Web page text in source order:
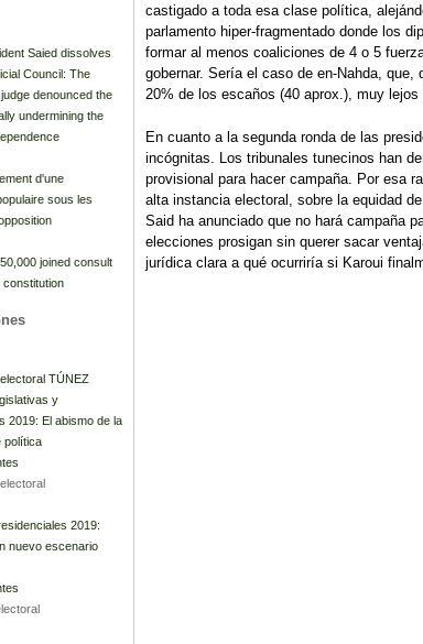
castigado a toda esa clase política,
parlamento hiper-fragmentado donde los
formar al menos coaliciones de 4 o 5
gobernar. Sería el caso de en-Nahda,
20% de los escaños (40 aprox.), muy
En cuanto a la segunda ronda de las
incógnitas. Los tribunales tunecinos han
provisional para hacer campaña. Por esa
alta instancia electoral, sobre la equidad
Said ha anunciado que no hará campaña
elecciones prosigan sin querer sacar
jurídica clara a qué ocurriría si Karoui
Saied dissolves
Council: The
denounced the
undermining the
d'une
sous les
joined consult
constitution
TÚNEZ
y
2019: El abismo de la
política
2019:
nuevo escenario